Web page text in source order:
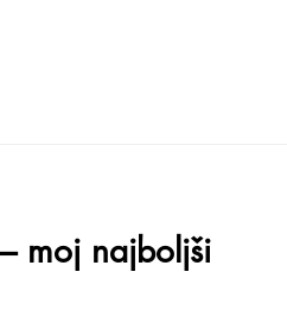
moj najboljši